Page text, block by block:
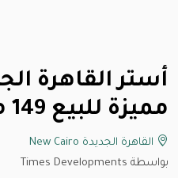
أستر القاهرة
مميزة للبيع 149 متر احجز الآن
القاهرة الجديدة New Cairo
بواسطة Times Developments